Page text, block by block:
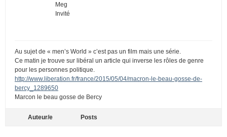
Meg
Invité
Au sujet de « men’s World » c’est pas un film mais une série.
Ce matin je trouve sur libéral un article qui inverse les rôles de genre
pour les personnes politique.
http://www.liberation.fr/france/2015/05/04/macron-le-beau-gosse-de-
bercy_1289650
Marcon le beau gosse de Bercy
Auteur/e Posts